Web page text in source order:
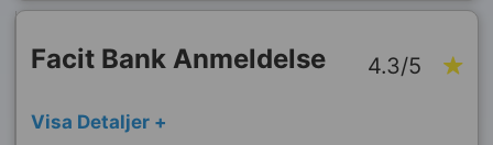
Facit Bank Anmeldelse 4.3/5
Visa Detaljer +